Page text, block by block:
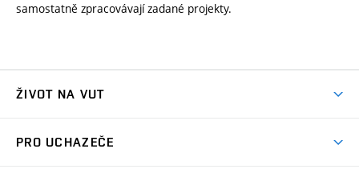
samostatně zpracovávají zadané projekty.
ŽIVOT NA VUT
PRO UCHAZEČE